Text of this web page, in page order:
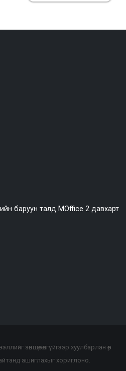
баруун талд MOffice 2 давхарт
зөвшөөрөлгүйгээр хуулбарлан өөр
ашиглахыг хориглоно.